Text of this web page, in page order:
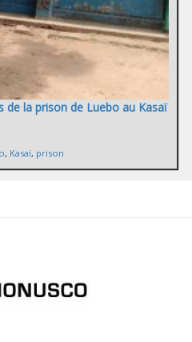
de la prison de Luebo au Kasaï
, Kasaï, prison